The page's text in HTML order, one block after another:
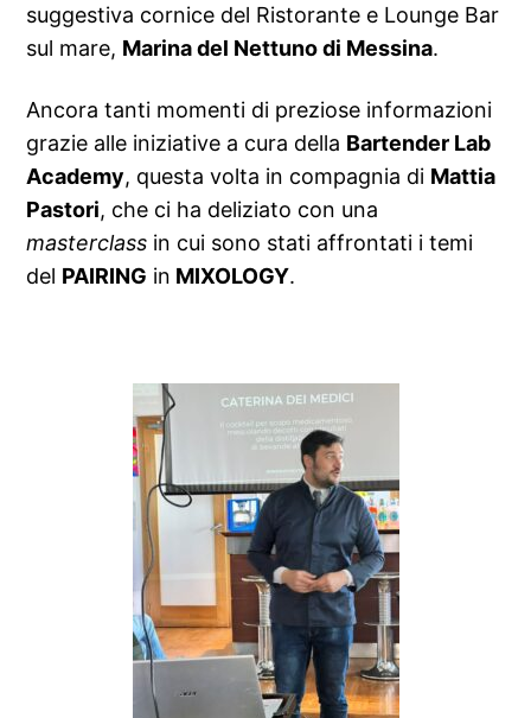
suggestiva cornice del Ristorante e Lounge Bar
sul mare, Marina del Nettuno di Messina.
Ancora tanti momenti di preziose informazioni
grazie alle iniziative a cura della Bartender Lab
Academy, questa volta in compagnia di Mattia
Pastori, che ci ha deliziato con una
masterclass in cui sono stati affrontati i temi
del PAIRING in MIXOLOGY.